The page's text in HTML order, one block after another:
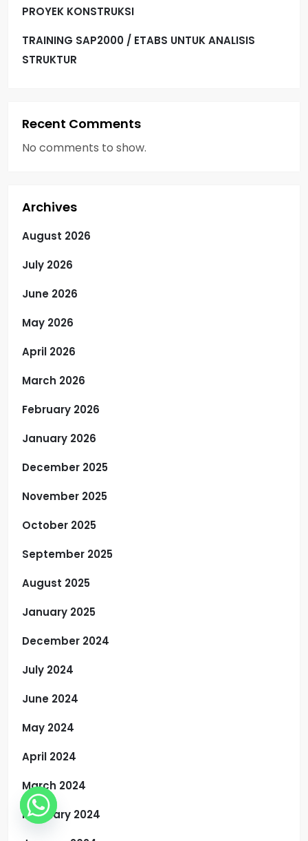
PROYEK KONSTRUKSI
TRAINING SAP2000 / ETABS UNTUK ANALISIS
STRUKTUR
Recent Comments
No comments to show.
Archives
August 2026
July 2026
June 2026
May 2026
April 2026
March 2026
February 2026
January 2026
December 2025
November 2025
October 2025
September 2025
August 2025
January 2025
December 2024
July 2024
June 2024
May 2024
April 2024
March 2024
February 2024